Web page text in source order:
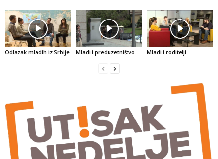
Odlazak mladih iz Srbije Mladi i preduzetništvo Mladi i roditelji